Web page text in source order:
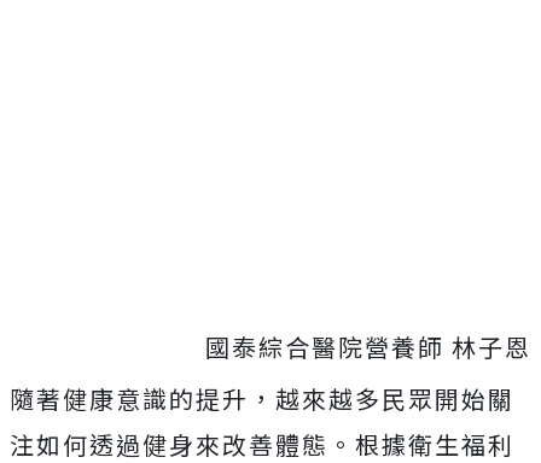
國泰綜合醫院營養師 林子恩
隨著健康意識的提升，越來越多民眾開始關
注如何透過健身來改善體態。根據衛生福利